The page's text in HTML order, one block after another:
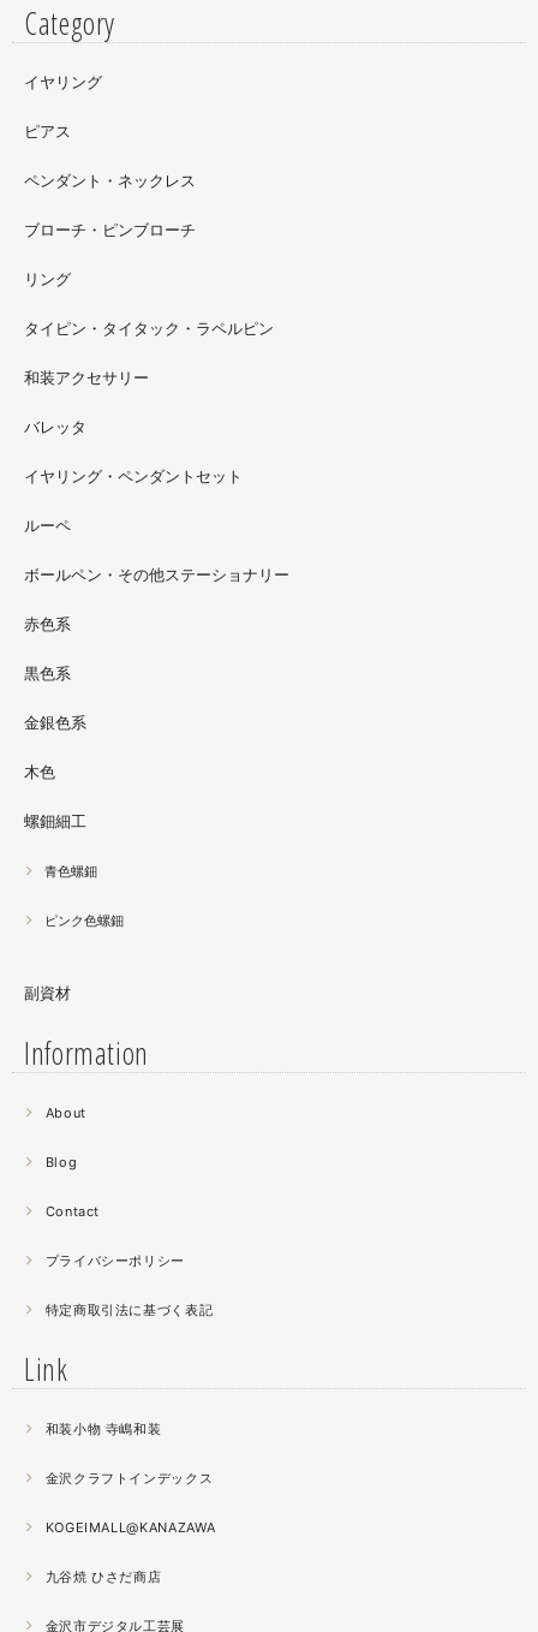
ただ今 東武百貨店船橋店に出展中です。9月20日まで4階
イベントスペースにいます。お近くの方はぜひお越しくだ
螺鈿ソフビでお世話になっているT-BASE銀座ギャラリー
シリーズ』紅里工房螺鈿装飾も展示されています。アクセ
サリーとはまた違った美しさがあると思うのでぜひご覧く
螺鈿細工の工程。青みの強い鮑貝を使ってステンドグラス
曲面に螺鈿するためには貝も小さなカケラを使う必要が...
昔作った２０００ピースのジグソーパズルを思い出す。ひ
薔薇のブローチ木地制作中。
薄く作らねば。。。パキッとやってしまったときの悲しさ
秋の催事シーズンに向けてまた木地を作り始めました。
2021.04
Category
イヤリング
ピアス
ペンダント・ネックレス
ブローチ・ピンブローチ
リング
タイピン・タイタック・ラペルピン
和装アクセサリー
バレッタ
イヤリング・ペンダントセット
ルーペ
ボールペン・その他ステーショナリー
赤色系
黒色系
金銀色系
木色
螺鈿細工
青色螺鈿
ピンク色螺鈿
副資材
Information
About
Blog
Contact
プライバシーポリシー
特定商取引法に基づく表記
Link
和装小物 寺嶋和装
金沢クラフトインデックス
KOGEIMALL@KANAZAWA
九谷焼 ひさだ商店
金沢市デジタル工芸展